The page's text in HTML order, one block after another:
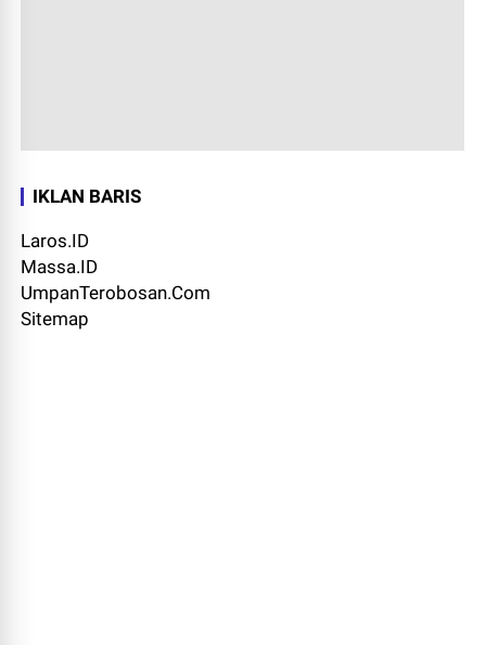
IKLAN BARIS
Laros.ID
Massa.ID
UmpanTerobosan.Com
Sitemap